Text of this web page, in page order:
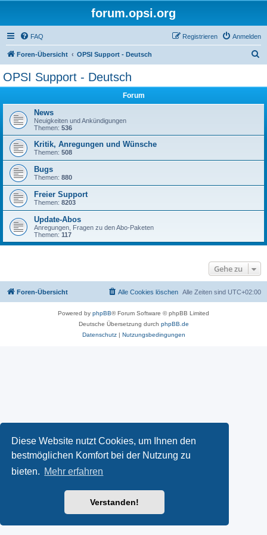
Diese Website nutzt Cookies, um Ihnen den
bestmöglichen Komfort bei der Nutzung zu
bieten. Mehr erfahren
Verstanden!
forum.opsi.org
FAQ Anmelden
Registrieren
Foren-Übersicht OPSI Support - Deutsch
OPSI Support - Deutsch
Forum
News
Neuigkeiten und Ankündigungen
Themen: 536
Kritik, Anregungen und Wünsche
Themen: 508
Bugs
Themen: 880
Freier Support
Themen: 8203
Update-Abos
Anregungen, Fragen zu den Abo-Paketen
Themen: 117
Gehe zu
Foren-Übersicht Alle Zeiten sind UTC+02:00
Alle Cookies löschen
Powered by phpBB® Forum Software © phpBB Limited
Deutsche Übersetzung durch phpBB.de
Datenschutz| Nutzungsbedingungen